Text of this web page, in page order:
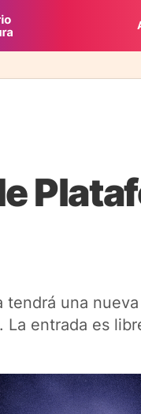
tendrá una
La entrada es